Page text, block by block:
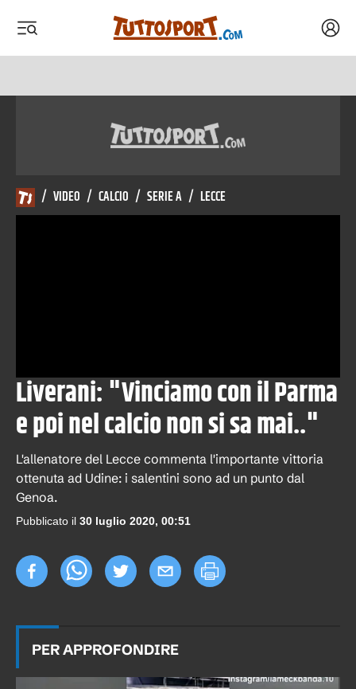
/ VIDEO / CALCIO / SERIE A / LECCE
Liverani: "Vinciamo con il Parma
e poi nel calcio non si sa mai.."
L'allenatore del Lecce commenta l'importante vittoria
ottenuta ad Udine: i salentini sono ad un punto dal
Genoa.
Pubblicato il 30 luglio 2020, 00:51
PER APPROFONDIRE